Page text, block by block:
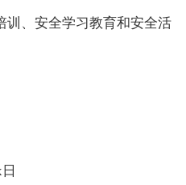
训、安全学习教育和安全活